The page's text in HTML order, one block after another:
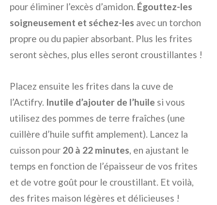
pour éliminer l’excès d’amidon. Égouttez-les
soigneusement et séchez-les avec un torchon
propre ou du papier absorbant. Plus les frites
seront sèches, plus elles seront croustillantes !
Placez ensuite les frites dans la cuve de
l’Actifry. Inutile d’ajouter de l’huile si vous
utilisez des pommes de terre fraîches (une
cuillère d’huile suffit amplement). Lancez la
cuisson pour 20 à 22 minutes , en ajustant le
temps en fonction de l’épaisseur de vos frites
et de votre goût pour le croustillant. Et voilà,
des frites maison légères et délicieuses !